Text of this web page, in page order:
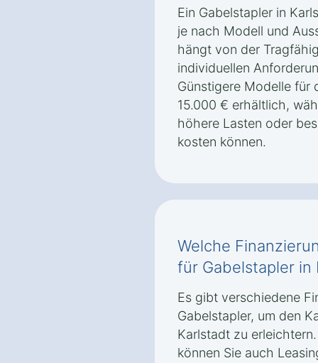
Ein Gabelstapler in
je nach Modell und
hängt von der
individuellen
Günstigere Modelle für
15.000 € erhältlich,
höhere Lasten oder
kosten können.
Welche
für Gabelstapler in
Es gibt verschiedene
Gabelstapler, um den
Karlstadt zu
können Sie auch